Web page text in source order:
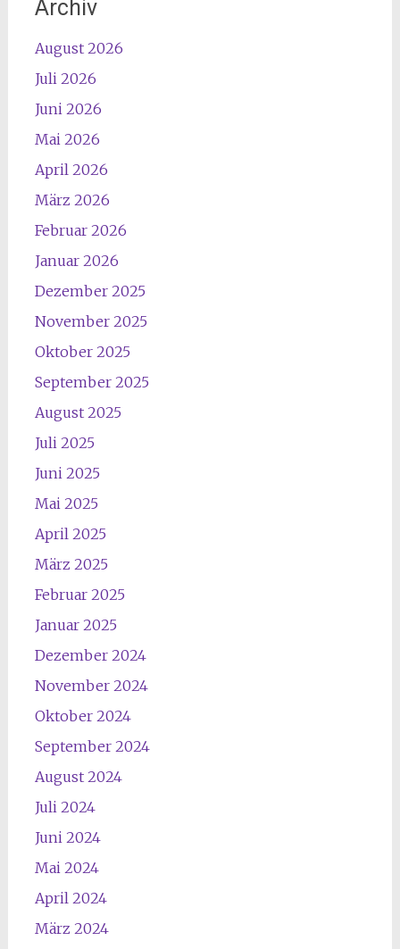
Archiv
August 2026
Juli 2026
Juni 2026
Mai 2026
April 2026
März 2026
Februar 2026
Januar 2026
Dezember 2025
November 2025
Oktober 2025
September 2025
August 2025
Juli 2025
Juni 2025
Mai 2025
April 2025
März 2025
Februar 2025
Januar 2025
Dezember 2024
November 2024
Oktober 2024
September 2024
August 2024
Juli 2024
Juni 2024
Mai 2024
April 2024
März 2024